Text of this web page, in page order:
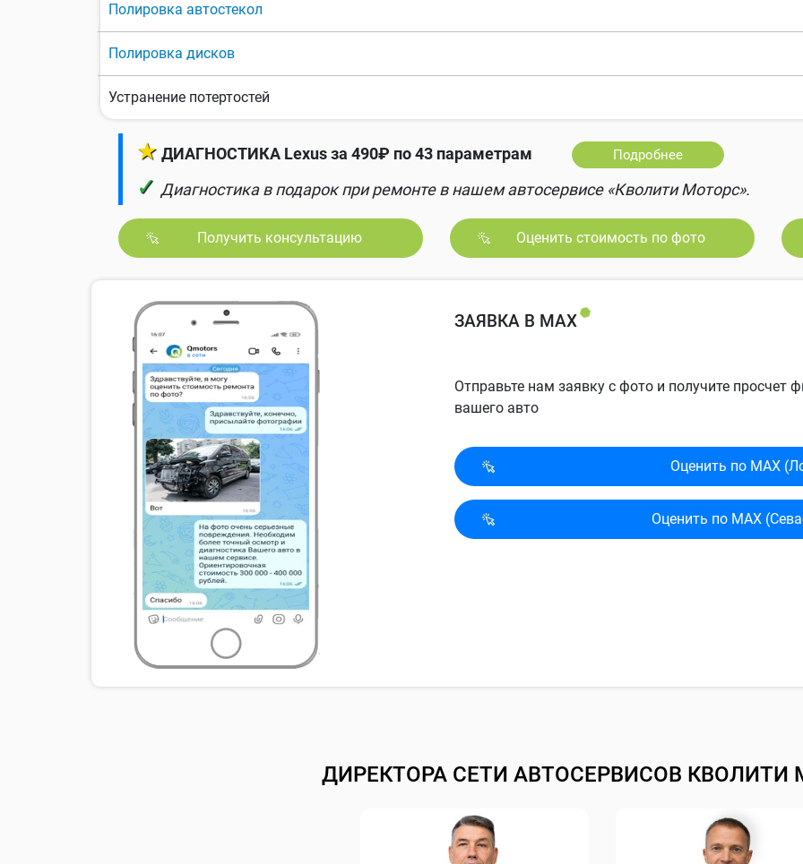
Полировка автостекол
Полировка дисков
Устранение потертостей
★ ДИАГНОСТИКА Lexus за 490₽ по 43 параметрам Подробнее
✓ Диагностика в подарок при ремонте в нашем автосервисе «Кволити Моторс».
Получить консультацию Оценить стоимость по фото
ЗАЯВКА В MAX
Отправьте нам заявку с фото и получите просчет
вашего авто
Оценить по MAX
Оценить по MAX
ДИРЕКТОРА СЕТИ АВТОСЕРВИСОВ КВОЛИТИ